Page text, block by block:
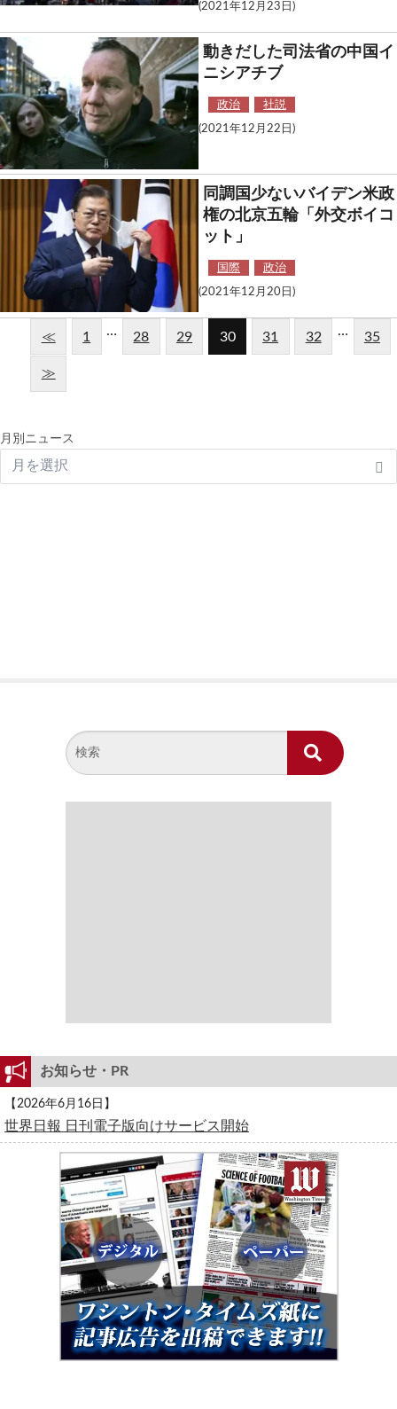
(2021年12月23日)
動きだした司法省の中国イ
ニシアチブ
政治 社説
(2021年12月22日)
同調国少ないバイデン米政
権の北京五輪「外交ボイコ
ット」
国際 政治
(2021年12月20日)
≪ 1 … 28 29 30 31 32 … 35
≫
月別ニュース
お知らせ・PR
【2026年6月16日】
世界日報 日刊電子版向けサービス開始